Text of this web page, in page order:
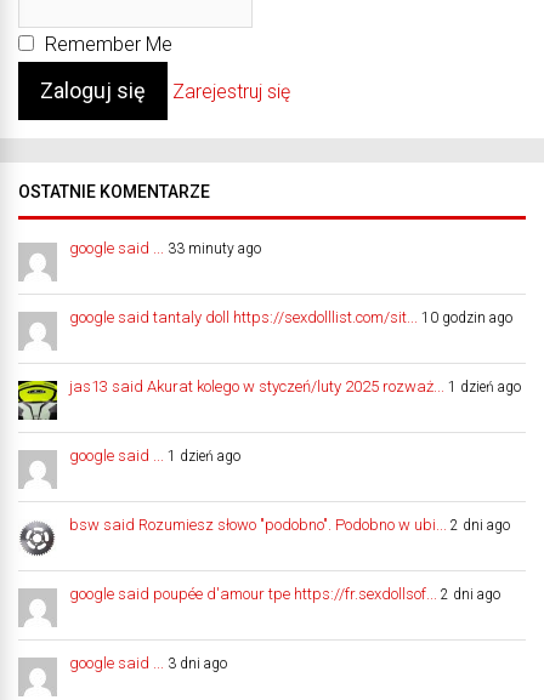
Remember Me
Zarejestruj się
OSTATNIE KOMENTARZE
google said ... 33 minuty ago
google said tantaly doll https://sexdolllist.com/sit... 10 godzin ago
jas13 said Akurat kolego w styczeń/luty 2025 rozważ... 1 dzień ago
google said ... 1 dzień ago
bsw said Rozumiesz słowo "podobno". Podobno w ubi... 2 dni ago
google said poupée d'amour tpe https://fr.sexdollsof... 2 dni ago
google said ... 3 dni ago